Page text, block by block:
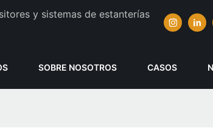
y sistemas de estanterías
SOBRE NOSOTROS CASOS